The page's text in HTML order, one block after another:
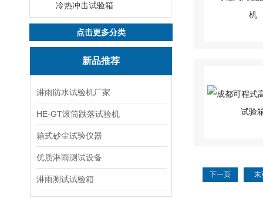
冷热冲击试验箱
点击更多分类
新品推荐
淋雨防水试验机厂家
HE-GT滚筒跌落试验机
箱式砂尘试验仪器
优质淋雨测试设备
淋雨测试试验箱 下一页 末